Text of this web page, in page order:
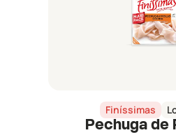
Finíssimas
Pechuga de